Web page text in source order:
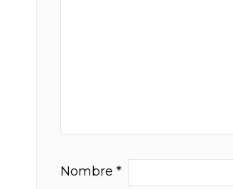
Nombre *